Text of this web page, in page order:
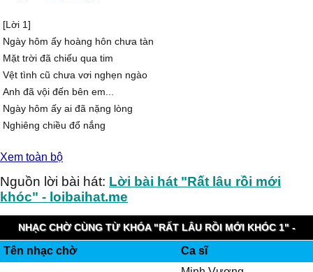
[Lời 1]
Ngày hôm ấy hoàng hôn chưa tàn
Mặt trời đã chiếu qua tim
Vệt tình cũ chưa vơi nghẹn ngào
Anh đã vội đến bên em...
Ngày hôm ấy ai đã nặng lòng
Nghiêng chiều đổ nắng
Để anh ôm cả trời bão giông
Xếp vào lòng...
Tình như sóng mới xô dạt bờ
Vội vã đến cũng vội vã rời
Nặng lòng tội lắm em ơi...
Em đã có những ngày nắng đẹp
Xem toàn bộ
Nguồn lời bài hát: Lời bài hát "Rất lâu rồi mới
khóc" - loibaihat.me
NHẠC CHỜ CÙNG TỪ KHÓA "RẤT LÂU RỒI MỚI KHÓC 1" -
VIETTEL IMUZIK
Tên nhạc chờ
Ca sĩ